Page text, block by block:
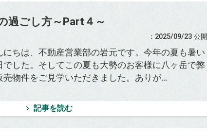
過ごし方～Part４～
：2025/09/23 公開
にちは、不動産営業部の岩元です。今年の夏も暑い
でした。そしてこの夏も大勢のお客様に八ヶ岳で弊
売物件をご見学いただきました。ありが...
記事を読む